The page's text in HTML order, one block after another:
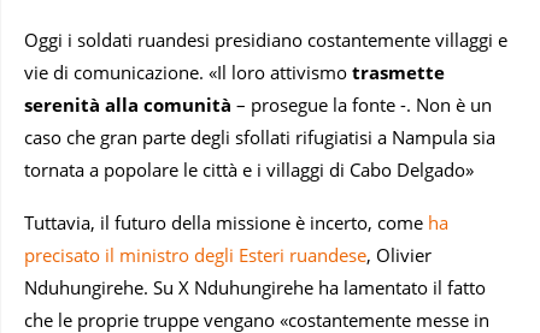
Oggi i soldati ruandesi presidiano costantemente villaggi e
vie di comunicazione. «Il loro attivismo trasmette
serenità alla comunità – prosegue la fonte -. Non è un
caso che gran parte degli sfollati rifugiatisi a Nampula sia
tornata a popolare le città e i villaggi di Cabo Delgado»
Tuttavia, il futuro della missione è incerto, come ha
precisato il ministro degli Esteri ruandese, Olivier
Nduhungirehe. Su X Nduhungirehe ha lamentato il fatto
che le proprie truppe vengano «costantemente messe in